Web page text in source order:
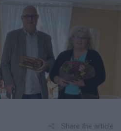
Share the article